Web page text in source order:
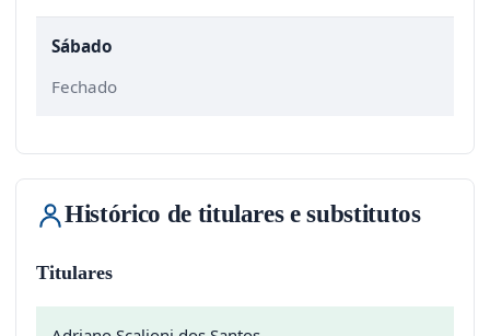
Sábado
Fechado
Histórico de titulares e substitutos
Titulares